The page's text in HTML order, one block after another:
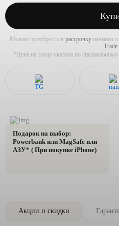
Можно приобрести в рассрочку начиная
*Цена на товар указана по
Подарок на выбор:
Powerbank или MagSafe или
AЗУ* ( При покупке iPhone)
Акции и скидки